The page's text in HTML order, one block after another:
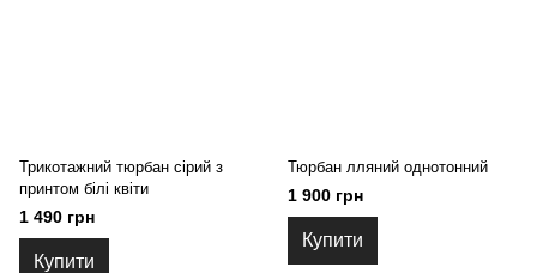
Трикотажний тюрбан сірий з
принтом білі квіти
1 490 грн
Купити
Тюрбан лляний однотонний
1 900 грн
Купити